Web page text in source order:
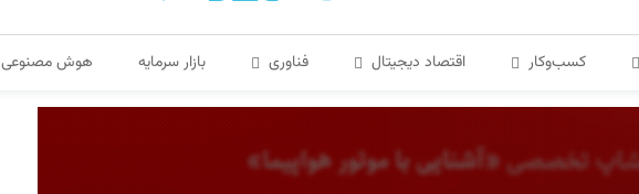
کسب‌و‌کار اقتصاد دیجیتال فناوری بازار سرمایه هوش مصنوعی